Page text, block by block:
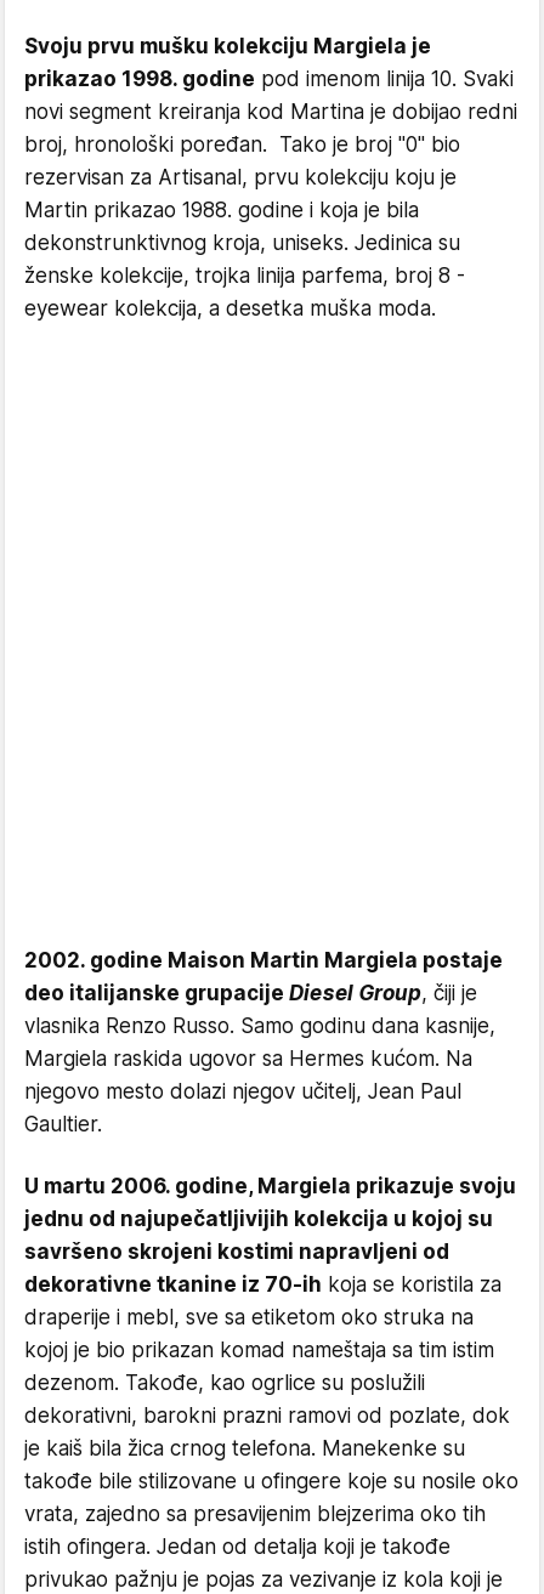
Svoju prvu mušku kolekciju Margiela je
prikazao 1998. godine pod imenom linija 10. Svaki
novi segment kreiranja kod Martina je dobijao redni
broj, hronološki poređan. Tako je broj "0" bio
rezervisan za Artisanal, prvu kolekciju koju je
Martin prikazao 1988. godine i koja je bila
dekonstrunktivnog kroja, uniseks. Jedinica su
ženske kolekcije, trojka linija parfema, broj 8 -
eyewear kolekcija, a desetka muška moda.
2002. godine Maison Martin Margiela postaje
deo italijanske grupacije Diesel Group, čiji je
vlasnika Renzo Russo. Samo godinu dana kasnije,
Margiela raskida ugovor sa Hermes kućom. Na
njegovo mesto dolazi njegov učitelj, Jean Paul
Gaultier.
U martu 2006. godine, Margiela prikazuje svoju
jednu od najupečatljivijih kolekcija u kojoj su
savršeno skrojeni kostimi napravljeni od
dekorativne tkanine iz 70-ih koja se koristila za
draperije i mebl, sve sa etiketom oko struka na
kojoj je bio prikazan komad nameštaja sa tim istim
dezenom. Takođe, kao ogrlice su poslužili
dekorativni, barokni prazni ramovi od pozlate, dok
je kaiš bila žica crnog telefona. Manekenke su
takođe bile stilizovane u ofingere koje su nosile oko
vrata, zajedno sa presavijenim blejzerima oko tih
istih ofingera. Jedan od detalja koji je takođe
privukao pažnju je pojas za vezivanje iz kola koji je